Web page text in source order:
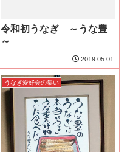
令和初うなぎ ～うな豊
～
2019.05.01
うなぎ愛好会の集い